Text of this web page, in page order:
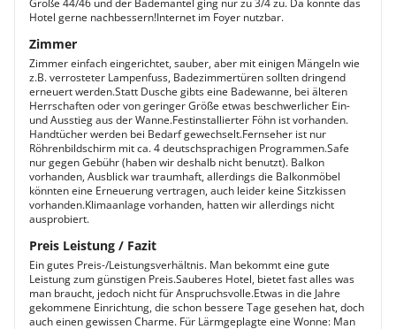
Größe 44/46 und der Bademantel ging nur zu 3/4 zu. Da könnte das
Hotel gerne nachbessern!Internet im Foyer nutzbar.
Zimmer
Zimmer einfach eingerichtet, sauber, aber mit einigen Mängeln wie
z.B. verrosteter Lampenfuss, Badezimmertüren sollten dringend
erneuert werden.Statt Dusche gibts eine Badewanne, bei älteren
Herrschaften oder von geringer Größe etwas beschwerlicher Ein-
und Ausstieg aus der Wanne.Festinstallierter Föhn ist vorhanden.
Handtücher werden bei Bedarf gewechselt.Fernseher ist nur
Röhrenbildschirm mit ca. 4 deutschsprachigen Programmen.Safe
nur gegen Gebühr (haben wir deshalb nicht benutzt). Balkon
vorhanden, Ausblick war traumhaft, allerdings die Balkonmöbel
könnten eine Erneuerung vertragen, auch leider keine Sitzkissen
vorhanden.Klimaanlage vorhanden, hatten wir allerdings nicht
ausprobiert.
Preis Leistung / Fazit
Ein gutes Preis-/Leistungsverhältnis. Man bekommt eine gute
Leistung zum günstigen Preis.Sauberes Hotel, bietet fast alles was
man braucht, jedoch nicht für Anspruchsvolle.Etwas in die Jahre
gekommene Einrichtung, die schon bessere Tage gesehen hat, doch
auch einen gewissen Charme. Für Lärmgeplagte eine Wonne: Man